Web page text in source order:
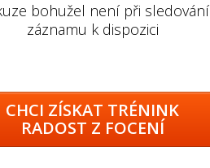
bohužel není při sledování
záznamu k dispozici
CHCI ZÍSKAT TRÉNINK
RADOST Z FOCENÍ